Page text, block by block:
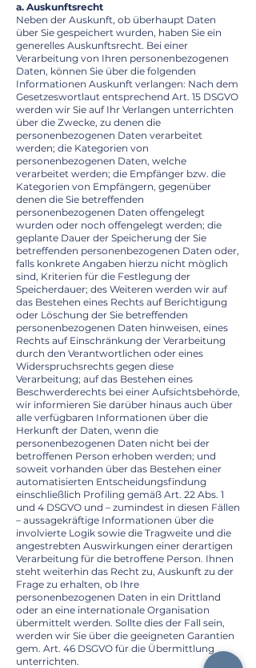
a. Auskunftsrecht
Neben der Auskunft, ob überhaupt Daten
über Sie gespeichert wurden, haben Sie ein
generelles Auskunftsrecht. Bei einer
Verarbeitung von Ihren personenbezogenen
Daten, können Sie über die folgenden
Informationen Auskunft verlangen: Nach dem
Gesetzeswortlaut entsprechend Art. 15 DSGVO
werden wir Sie auf Ihr Verlangen unterrichten
über die Zwecke, zu denen die
personenbezogenen Daten verarbeitet
werden; die Kategorien von
personenbezogenen Daten, welche
verarbeitet werden; die Empfänger bzw. die
Kategorien von Empfängern, gegenüber
denen die Sie betreffenden
personenbezogenen Daten offengelegt
wurden oder noch offengelegt werden; die
geplante Dauer der Speicherung der Sie
betreffenden personenbezogenen Daten oder,
falls konkrete Angaben hierzu nicht möglich
sind, Kriterien für die Festlegung der
Speicherdauer; des Weiteren werden wir auf
das Bestehen eines Rechts auf Berichtigung
oder Löschung der Sie betreffenden
personenbezogenen Daten hinweisen, eines
Rechts auf Einschränkung der Verarbeitung
durch den Verantwortlichen oder eines
Widerspruchsrechts gegen diese
Verarbeitung; auf das Bestehen eines
Beschwerderechts bei einer Aufsichtsbehörde,
wir informieren Sie darüber hinaus auch über
alle verfügbaren Informationen über die
Herkunft der Daten, wenn die
personenbezogenen Daten nicht bei der
betroffenen Person erhoben werden; und
soweit vorhanden über das Bestehen einer
automatisierten Entscheidungsfindung
einschließlich Profiling gemäß Art. 22 Abs. 1
und 4 DSGVO und – zumindest in diesen Fällen
– aussagekräftige Informationen über die
involvierte Logik sowie die Tragweite und die
angestrebten Auswirkungen einer derartigen
Verarbeitung für die betroffene Person. Ihnen
steht weiterhin das Recht zu, Auskunft zu der
Frage zu erhalten, ob Ihre
personenbezogenen Daten in ein Drittland
oder an eine internationale Organisation
übermittelt werden. Sollte dies der Fall sein,
werden wir Sie über die geeigneten Garantien
gem. Art. 46 DSGVO für die Übermittlung
unterrichten.